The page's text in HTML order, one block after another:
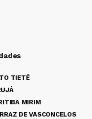
TIETÊ
MIRIM
DE VASCONCELOS